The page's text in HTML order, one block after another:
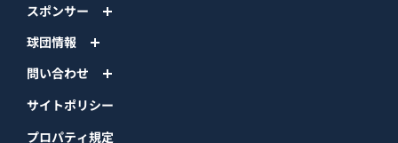
スポンサー
球団情報
問い合わせ
サイトポリシー
プロパティ規定